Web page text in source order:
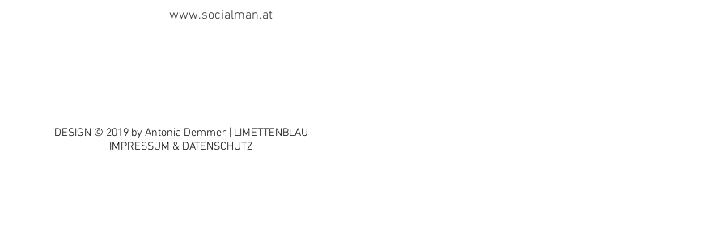
www.socialman.at
DESIGN © 2019 by Antonia Demmer | LIMETTENBLAU
IMPRESSUM & DATENSCHUTZ